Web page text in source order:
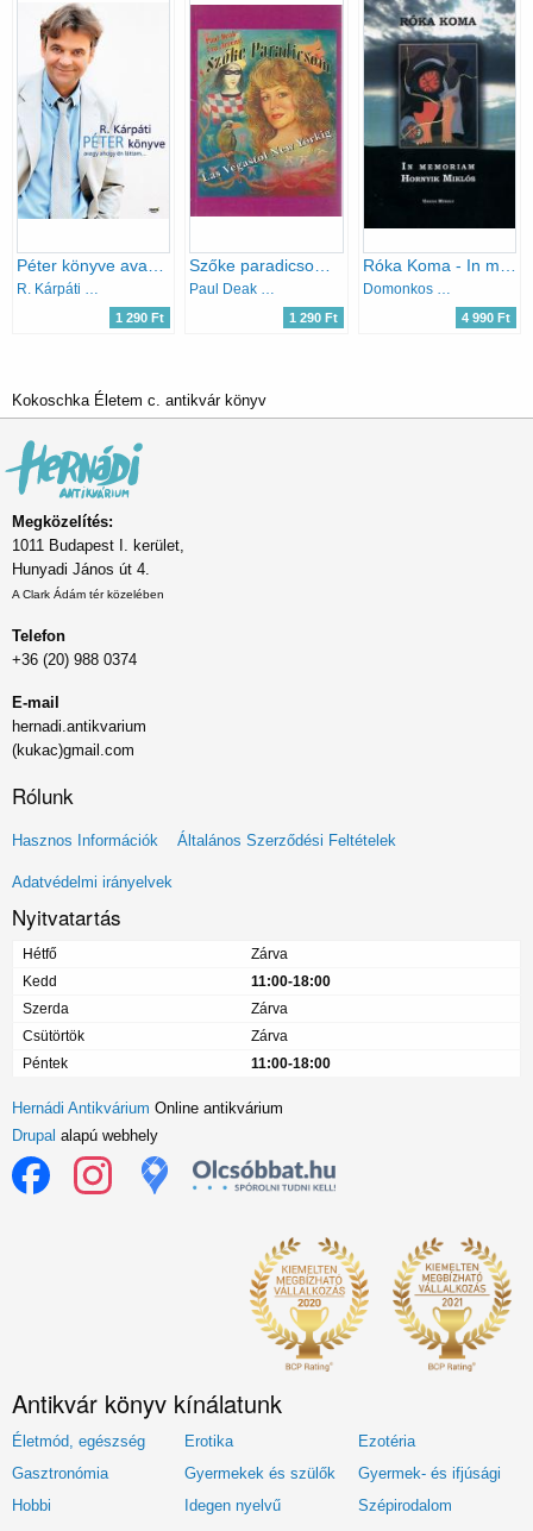
R. Kárpáti Péter
1 290 Ft
Paul Deak - Eva Arvens
1 290 Ft
Domonkos László; Kemény András
4 990 Ft
Kokoschka Életem c. antikvár könyv
Megközelítés:
1011 Budapest I. kerület,
Hunyadi János út 4.
A Clark Ádám tér közelében
Telefon
+36 (20) 988 0374
E-mail
hernadi.antikvarium
(kukac)gmail.com
Rólunk
Lábléc
menü
Hasznos Információk Általános Szerződési Feltételek
Adatvédelmi irányelvek
Nyitvatartás
Hétfő
Zárva
Kedd
11:00-18:00
Szerda
Zárva
Csütörtök
Zárva
Péntek
11:00-18:00
Hernádi Antikvárium Online antikvárium
Drupal alapú webhely
Antikvár könyv kínálatunk
Életmód, egészség Erotika
Ezotéria
Gasztronómia
Gyermekek és szülők
Gyermek- és ifjúsági
Hobbi
Idegen nyelvű
Szépirodalom